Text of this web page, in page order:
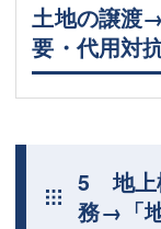
土地の譲渡
要・代用対
5 地上
務→「